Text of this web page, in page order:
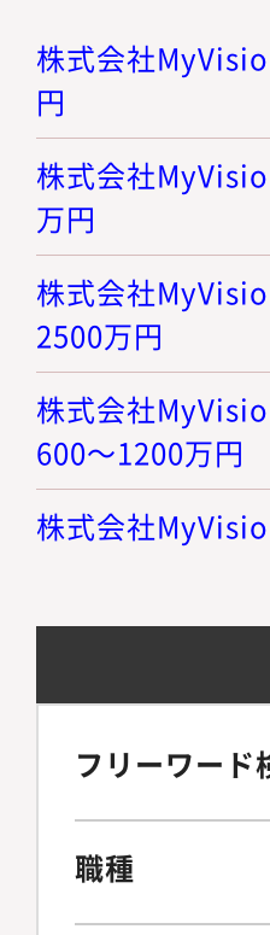
株式会社
円
株式会社
万円
株式会社
2500万円
株式会社
600～1200万円
株式会社
フリーワード
職種